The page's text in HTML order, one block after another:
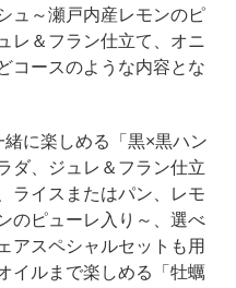
ュ～瀬戸内産レモンのピ
レ＆フラン仕立て、オニ
コースのような内容とな
に楽しめる「黒×黒ハン
ダ、ジュレ＆フラン仕立
ライスまたはパン、レモ
のピューレ入り～、選べ
アスペシャルセットも用
イルまで楽しめる「牡蠣